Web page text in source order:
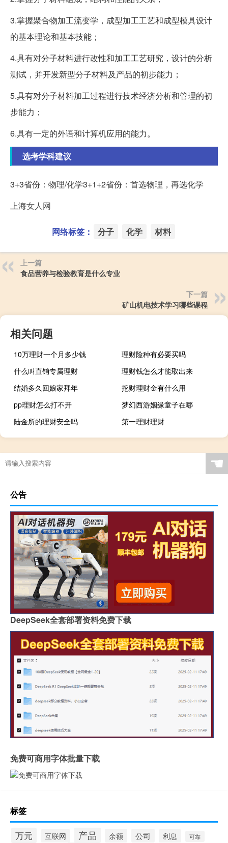
3.掌握聚合物加工流变学，成型加工工艺和成型模具设计
的基本理论和基本技能；
4.具有对分子材料进行改性和加工工艺研究，设计的分析
测试，并开发新型分子材料及产品的初步能力；
5.具有对分子材料加工过程进行技术经济分析和管理的初
步能力；
6.具有一定的外语和计算机应用的能力。
选考学科建议
3+3省份：物理/化学3+1+2省份：首选物理，再选化学
上海女人网
网络标签： 分子 化学 材料
上一篇
食品营养与检验教育是什么专业
下一篇
矿山机电技术学习哪些课程
相关问题
10万理财一个月多少钱
理财险种有必要买吗
什么叫直销专属理财
理财钱怎么才能取出来
结婚多久回娘家拜年
挖财理财金有什么用
pp理财怎么打不开
梦幻西游姻缘童子在哪
陆金所的理财安全吗
第一理财理财
☚
公告
DeepSeek全套部署资料免费下载
免费可商用字体批量下载
标签
万元 互联网 产品 余额 公司 利息 可靠